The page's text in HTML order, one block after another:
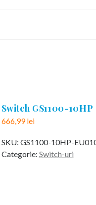
Switch GS1100-
666,99lei
SKU: GS1100-10HP-
Categorie: Switch-uri